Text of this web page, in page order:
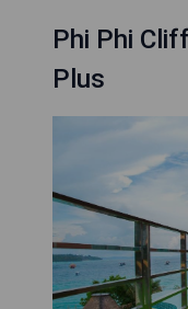
Phi Phi
Plus